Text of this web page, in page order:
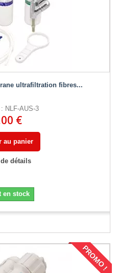
ultrafiltration fibres...
NLF-AUS-3
€
au panier
détails
en stock
PROMO !